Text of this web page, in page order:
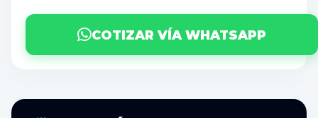
COTIZAR VÍA WHATSAPP